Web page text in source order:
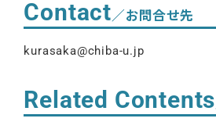
Contact／お問合せ先
kurasaka@chiba-u.jp
Related Contents